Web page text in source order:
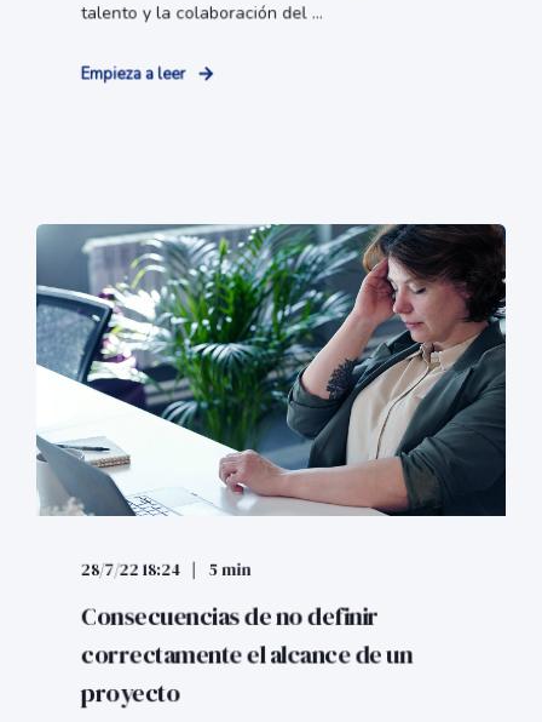
talento y la colaboración del ...
Empieza a leer
28/7/22 18:24 5 min
Consecuencias de no definir
correctamente el alcance de un
proyecto